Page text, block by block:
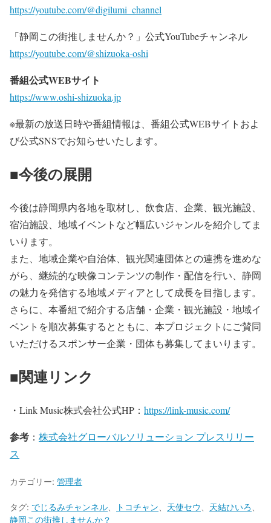
https://youtube.com/@digilumi_channel
「静岡この街推しませんか？」公式YouTubeチャンネル
https://youtube.com/@shizuoka-oshi
番組公式WEBサイト
https://www.oshi-shizuoka.jp
※最新の放送日時や番組情報は、番組公式WEBサイトおよ
び公式SNSでお知らせいたします。
■今後の展開
今後は静岡県内各地を取材し、飲食店、企業、観光施設、
宿泊施設、地域イベントなど幅広いジャンルを紹介してま
いります。
また、地域企業や自治体、観光関連団体との連携を進めな
がら、継続的な映像コンテンツの制作・配信を行い、静岡
の魅力を発信する地域メディアとして成長を目指します。
さらに、本番組で紹介する店舗・企業・観光施設・地域イ
ベントを順次募集するとともに、本プロジェクトにご賛同
いただけるスポンサー企業・団体も募集してまいります。
■関連リンク
・Link Music株式会社公式HP： https://link-music.com/
参考 ： 株式会社グローバルソリューション プレスリリー
ス
カテゴリー: 管理者
タグ: でじるみチャンネル トコチャン 天使セウ 天結ひいろ
静岡この街推しませんか？